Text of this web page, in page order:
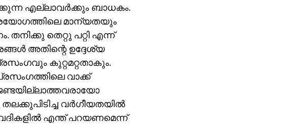
എല്ലാവര്‍ക്കും ബാധകം.
മാന്യതയും
തെറ്റു പറ്റി എന്ന്
അതിന്റെ ഉദ്ദേശ്യ
കുറ്റമറ്റതാകും.
വാക്ക്
വര്‍ഗീയതയില്‍
എന്ത് പറയണമെന്ന്